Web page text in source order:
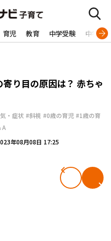
育児 教育 中学受験 中学生
寄り目の原因は？ 赤ちゃ
・症状 #斜視 #0歳の育児 #1歳の育
A
年08月08日 17:25